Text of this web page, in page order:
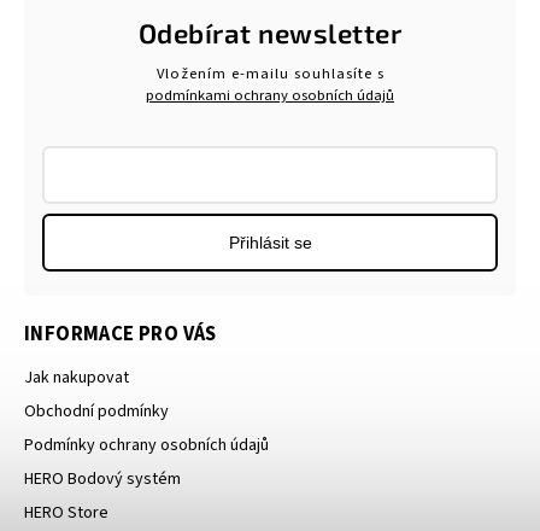
INFORMACE PRO VÁS
Jak nakupovat
Obchodní podmínky
Podmínky ochrany osobních údajů
HERO Bodový systém
HERO Store
Odebírat newsletter
Vložením e-mailu souhlasíte s
podmínkami ochrany osobních údajů
Přihlásit se